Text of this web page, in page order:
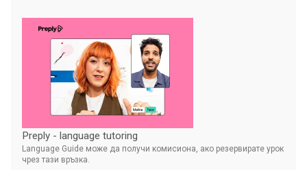
Preply - language tutoring
Language Guide може да получи комисиона, ако резервирате урок
чрез тази връзка.